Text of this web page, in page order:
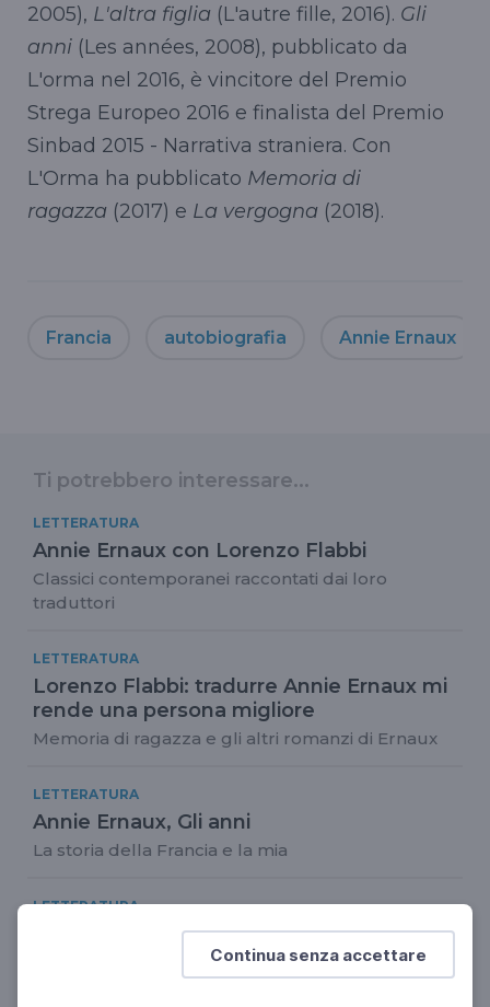
Continua senza accettare
2005), L'altra figlia (L'autre fille, 2016). Gli
anni (Les années, 2008), pubblicato da
L'orma nel 2016, è vincitore del Premio
Strega Europeo 2016 e finalista del Premio
Sinbad 2015 - Narrativa straniera. Con
L'Orma ha pubblicato Memoria di
ragazza (2017) e La vergogna (2018).
Francia autobiografia Annie Ernaux
Ti potrebbero interessare...
LETTERATURA
Annie Ernaux con Lorenzo Flabbi
Classici contemporanei raccontati dai loro
traduttori
LETTERATURA
Lorenzo Flabbi: tradurre Annie Ernaux mi
rende una persona migliore
Memoria di ragazza e gli altri romanzi di Ernaux
LETTERATURA
Annie Ernaux, Gli anni
La storia della Francia e la mia
LETTERATURA
Cinzia Bigliosi, Irène Némirovsky
La scrittrice che visse due volte